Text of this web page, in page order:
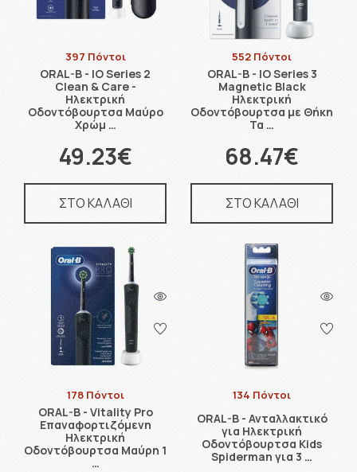
397 Πόντοι
ORAL-B - IO Series 2
Clean & Care -
Ηλεκτρική
Οδοντόβουρτσα Μαύρο
Χρώμ …
49.23€
ΣΤΟ ΚΑΛΑΘΙ
552 Πόντοι
ORAL-B - IO Series 3
Magnetic Black
Ηλεκτρική
Οδοντόβουρτσα με Θήκη
Τα …
68.47€
ΣΤΟ ΚΑΛΑΘΙ
178 Πόντοι
ORAL-B - Vitality Pro
Επαναφορτιζόμενη
Ηλεκτρική
Οδοντόβουρτσα Μαύρη 1
…
134 Πόντοι
ORAL-B - Ανταλλακτικό
για Ηλεκτρική
Οδοντόβουρτσα Kids
Spiderman για 3 …